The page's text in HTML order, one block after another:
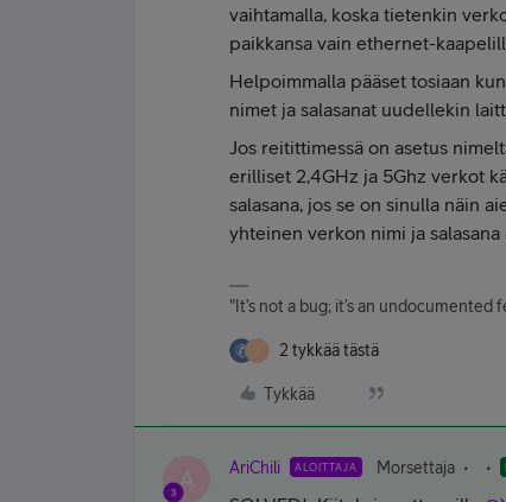
vaihtamalla, koska tietenkin
paikkansa vain ethernet-
Helpoimmalla pääset tosiaan
nimet ja salasanat uudellekin
Jos reitittimessä on asetus
erilliset 2,4GHz ja 5Ghz verkot
salasana, jos se on sinulla näin
yhteinen verkon nimi ja
"It’s not a bug; it’s an
J 2 tykkää tästä
Tykkää
A AriChili ALOITTAJA Morsettaja